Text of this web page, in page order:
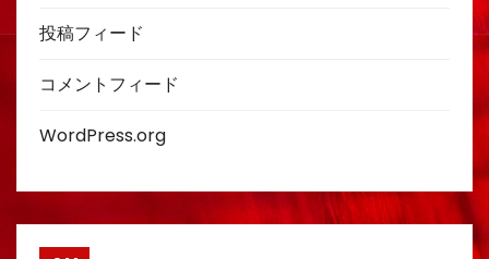
投稿フィード
コメントフィード
WordPress.org